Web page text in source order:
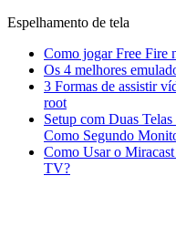
Espelhamento de tela
Como jogar Free Fire
Os 4 melhores
3 Formas de assistir
root
Setup com Duas
Como Segundo
Como Usar o
TV?